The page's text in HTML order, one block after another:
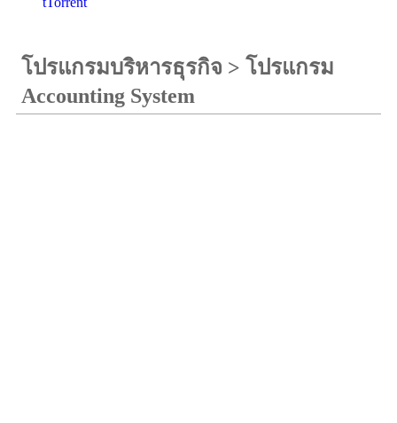
โปรแกรมบริหารธุรกิจ > โปรแกรม
Accounting System